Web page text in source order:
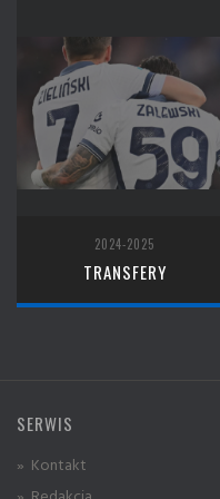
2024-2025
TRANSFERY
SERWIS
» Kontakt